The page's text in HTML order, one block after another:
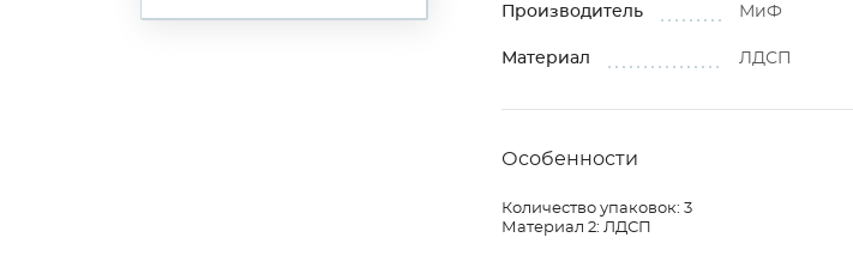
Производитель МиФ
Материал ЛДСП
Особенности
Количество упаковок: 3
Материал 2: ЛДСП